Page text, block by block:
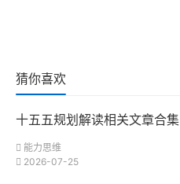
猜你喜欢
十五五规划解读相关文章合集
能力思维
2026-07-25